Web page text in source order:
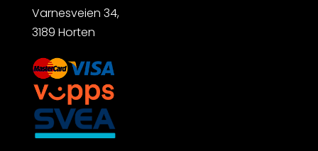
Varnesveien 34,
3189 Horten